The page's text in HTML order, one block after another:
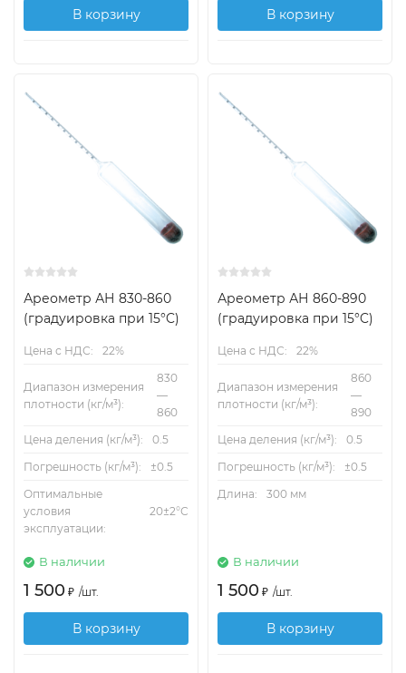
В корзину В корзину
Ареометр АН 830-860
(градуировка при 15°C)
Цена с НДС: 22%
Диапазон измерения
плотности (кг/м³):
830
—
860
Цена деления (кг/м³):
0.5
Погрешность (кг/м³):
±0.5
Оптимальные
условия
эксплуатации:
20±2°С
В наличии
1 500 ₽ /шт.
В корзину
Ареометр АН 860-890
(градуировка при 15°C)
Цена с НДС: 22%
Диапазон измерения
плотности (кг/м³):
860
—
890
Цена деления (кг/м³):
0.5
Погрешность (кг/м³):
±0.5
Длина:
300 мм
В наличии
1 500 ₽ /шт.
В корзину